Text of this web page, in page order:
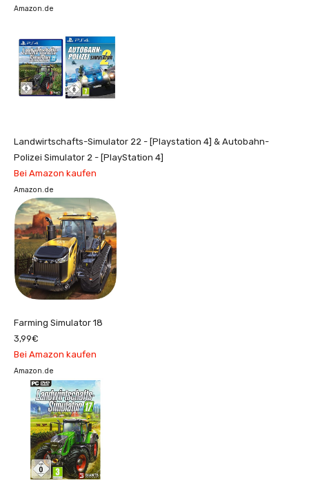
Amazon.de
Landwirtschafts-Simulator 22 - [Playstation 4] & Autobahn-
Polizei Simulator 2 - [PlayStation 4]
Bei Amazon kaufen
Amazon.de
Farming Simulator 18
3,99€
Bei Amazon kaufen
Amazon.de